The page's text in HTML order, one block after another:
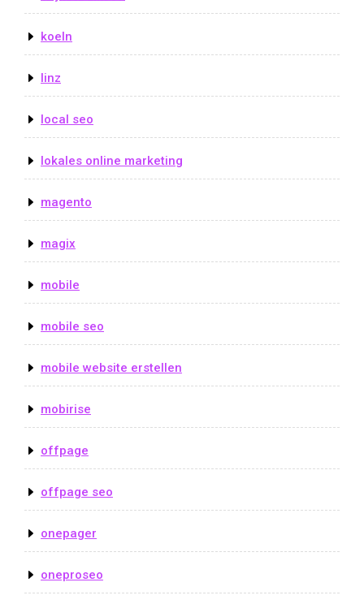
koeln
linz
local seo
lokales online marketing
magento
magix
mobile
mobile seo
mobile website erstellen
mobirise
offpage
offpage seo
onepager
oneproseo